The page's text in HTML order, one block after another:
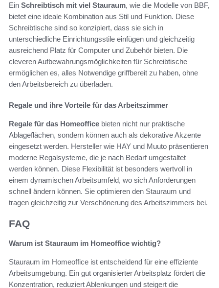
Ein Schreibtisch mit viel Stauraum, wie die Modelle von BBF,
bietet eine ideale Kombination aus Stil und Funktion. Diese
Schreibtische sind so konzipiert, dass sie sich in
unterschiedliche Einrichtungsstile einfügen und gleichzeitig
ausreichend Platz für Computer und Zubehör bieten. Die
cleveren Aufbewahrungsmöglichkeiten für Schreibtische
ermöglichen es, alles Notwendige griffbereit zu haben, ohne
den Arbeitsbereich zu überladen.
Regale und ihre Vorteile für das Arbeitszimmer
Regale für das Homeoffice bieten nicht nur praktische
Ablageflächen, sondern können auch als dekorative Akzente
eingesetzt werden. Hersteller wie HAY und Muuto präsentieren
moderne Regalsysteme, die je nach Bedarf umgestaltet
werden können. Diese Flexibilität ist besonders wertvoll in
einem dynamischen Arbeitsumfeld, wo sich Anforderungen
schnell ändern können. Sie optimieren den Stauraum und
tragen gleichzeitig zur Verschönerung des Arbeitszimmers bei.
FAQ
Warum ist Stauraum im Homeoffice wichtig?
Stauraum im Homeoffice ist entscheidend für eine effiziente
Arbeitsumgebung. Ein gut organisierter Arbeitsplatz fördert die
Konzentration, reduziert Ablenkungen und steigert die